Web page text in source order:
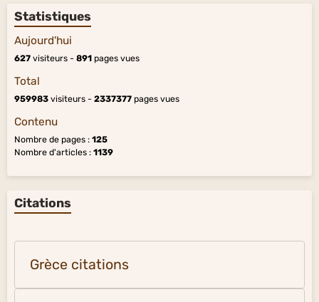
Statistiques
Aujourd'hui
627 visiteurs - 891 pages vues
Total
959983 visiteurs - 2337377 pages vues
Contenu
Nombre de pages : 125
Nombre d'articles : 1139
Citations
Grèce citations